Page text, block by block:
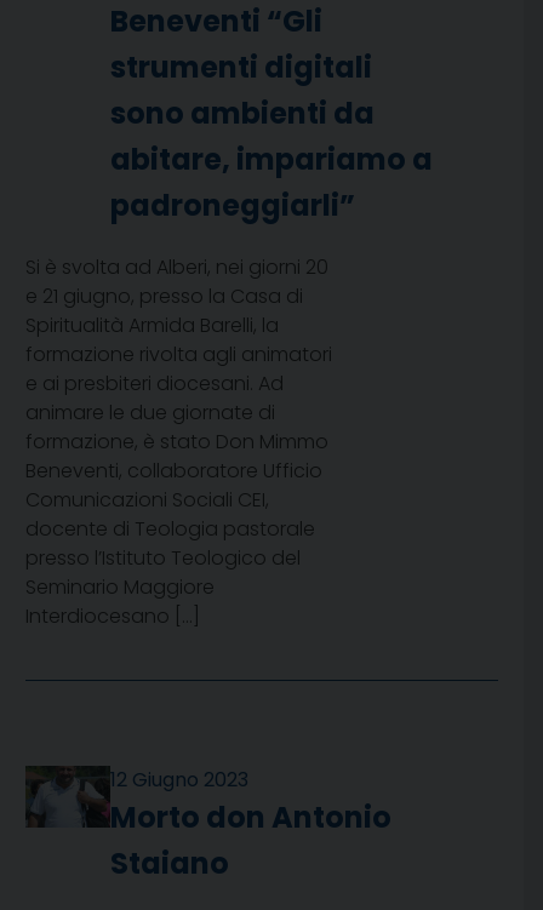
Beneventi “Gli
strumenti digitali
sono ambienti da
abitare, impariamo a
padroneggiarli”
Si è svolta ad Alberi, nei giorni 20
e 21 giugno, presso la Casa di
Spiritualità Armida Barelli, la
formazione rivolta agli animatori
e ai presbiteri diocesani. Ad
animare le due giornate di
formazione, è stato Don Mimmo
Beneventi, collaboratore Ufficio
Comunicazioni Sociali CEI,
docente di Teologia pastorale
presso l’Istituto Teologico del
Seminario Maggiore
Interdiocesano […]
12 Giugno 2023
Morto don Antonio
Staiano